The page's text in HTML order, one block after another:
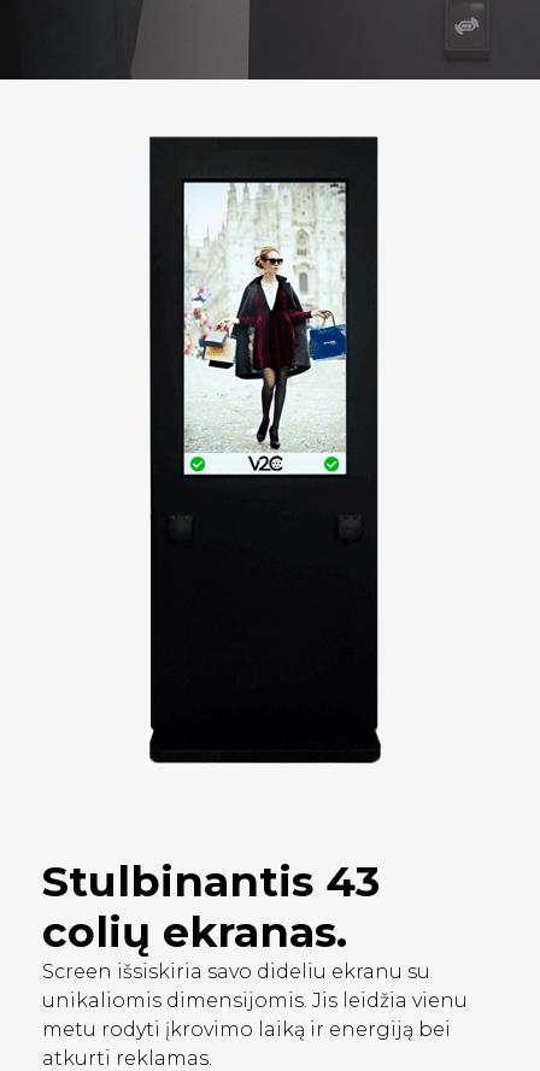
Stulbinantis 43
colių ekranas.
Screen išsiskiria savo dideliu ekranu su
unikaliomis dimensijomis. Jis leidžia vienu
metu rodyti įkrovimo laiką ir energiją bei
atkurti reklamas.